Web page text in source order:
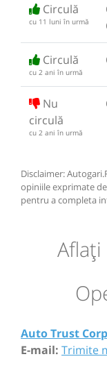
Circulă
cu 11 luni în urmă
Circulă
cu 2 ani în urmă
Nu
circulă
cu 2 ani în urmă
Disclaimer:
opiniile exprimate
pentru a completa
Auto Trust
E-mail: Trimite